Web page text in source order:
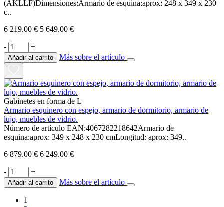
(AKLLF)Dimensiones:Armario de esquina:aprox: 248 x 349 x 230
c..
6 219.00 € 5 649.00 €
- +
Añadir al carrito Más sobre el artículo
Gabinetes en forma de L
Armario esquinero con espejo, armario de dormitorio, armario de
lujo, muebles de vidrio.
Número de artículo EAN:4067282218642Armario de
esquina:aprox: 349 x 248 x 230 cmLongitud: aprox: 349..
6 879.00 € 6 249.00 €
- +
Añadir al carrito Más sobre el artículo
1